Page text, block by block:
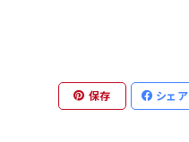
保存 シェア